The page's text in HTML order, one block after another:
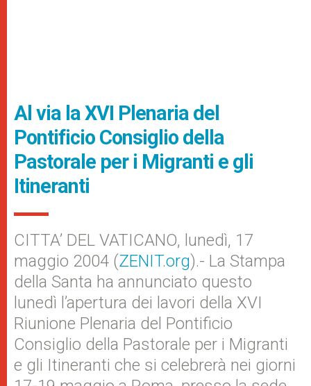
Al via la XVI Plenaria del
Pontificio Consiglio della
Pastorale per i Migranti e gli
Itineranti
CITTA’ DEL VATICANO, lunedì, 17
maggio 2004 (ZENIT.org).- La Stampa
della Santa ha annunciato questo
lunedì l’apertura dei lavori della XVI
Riunione Plenaria del Pontificio
Consiglio della Pastorale per i Migranti
e gli Itineranti che si celebrerà nei giorni